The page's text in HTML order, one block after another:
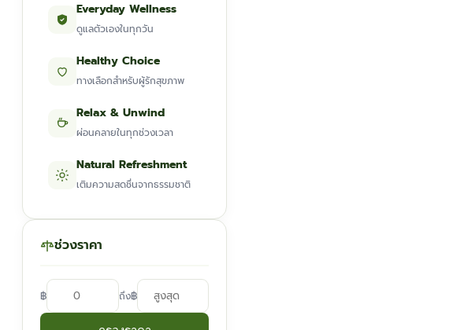
Everyday Wellness
ดูแลตัวเองในทุกวัน
Healthy Choice
ทางเลือกสำหรับผู้รักสุขภาพ
Relax & Unwind
ผ่อนคลายในทุกช่วงเวลา
Natural Refreshment
เติมความสดชื่นจากธรรมชาติ
ช่วงราคา
฿ ถึง฿